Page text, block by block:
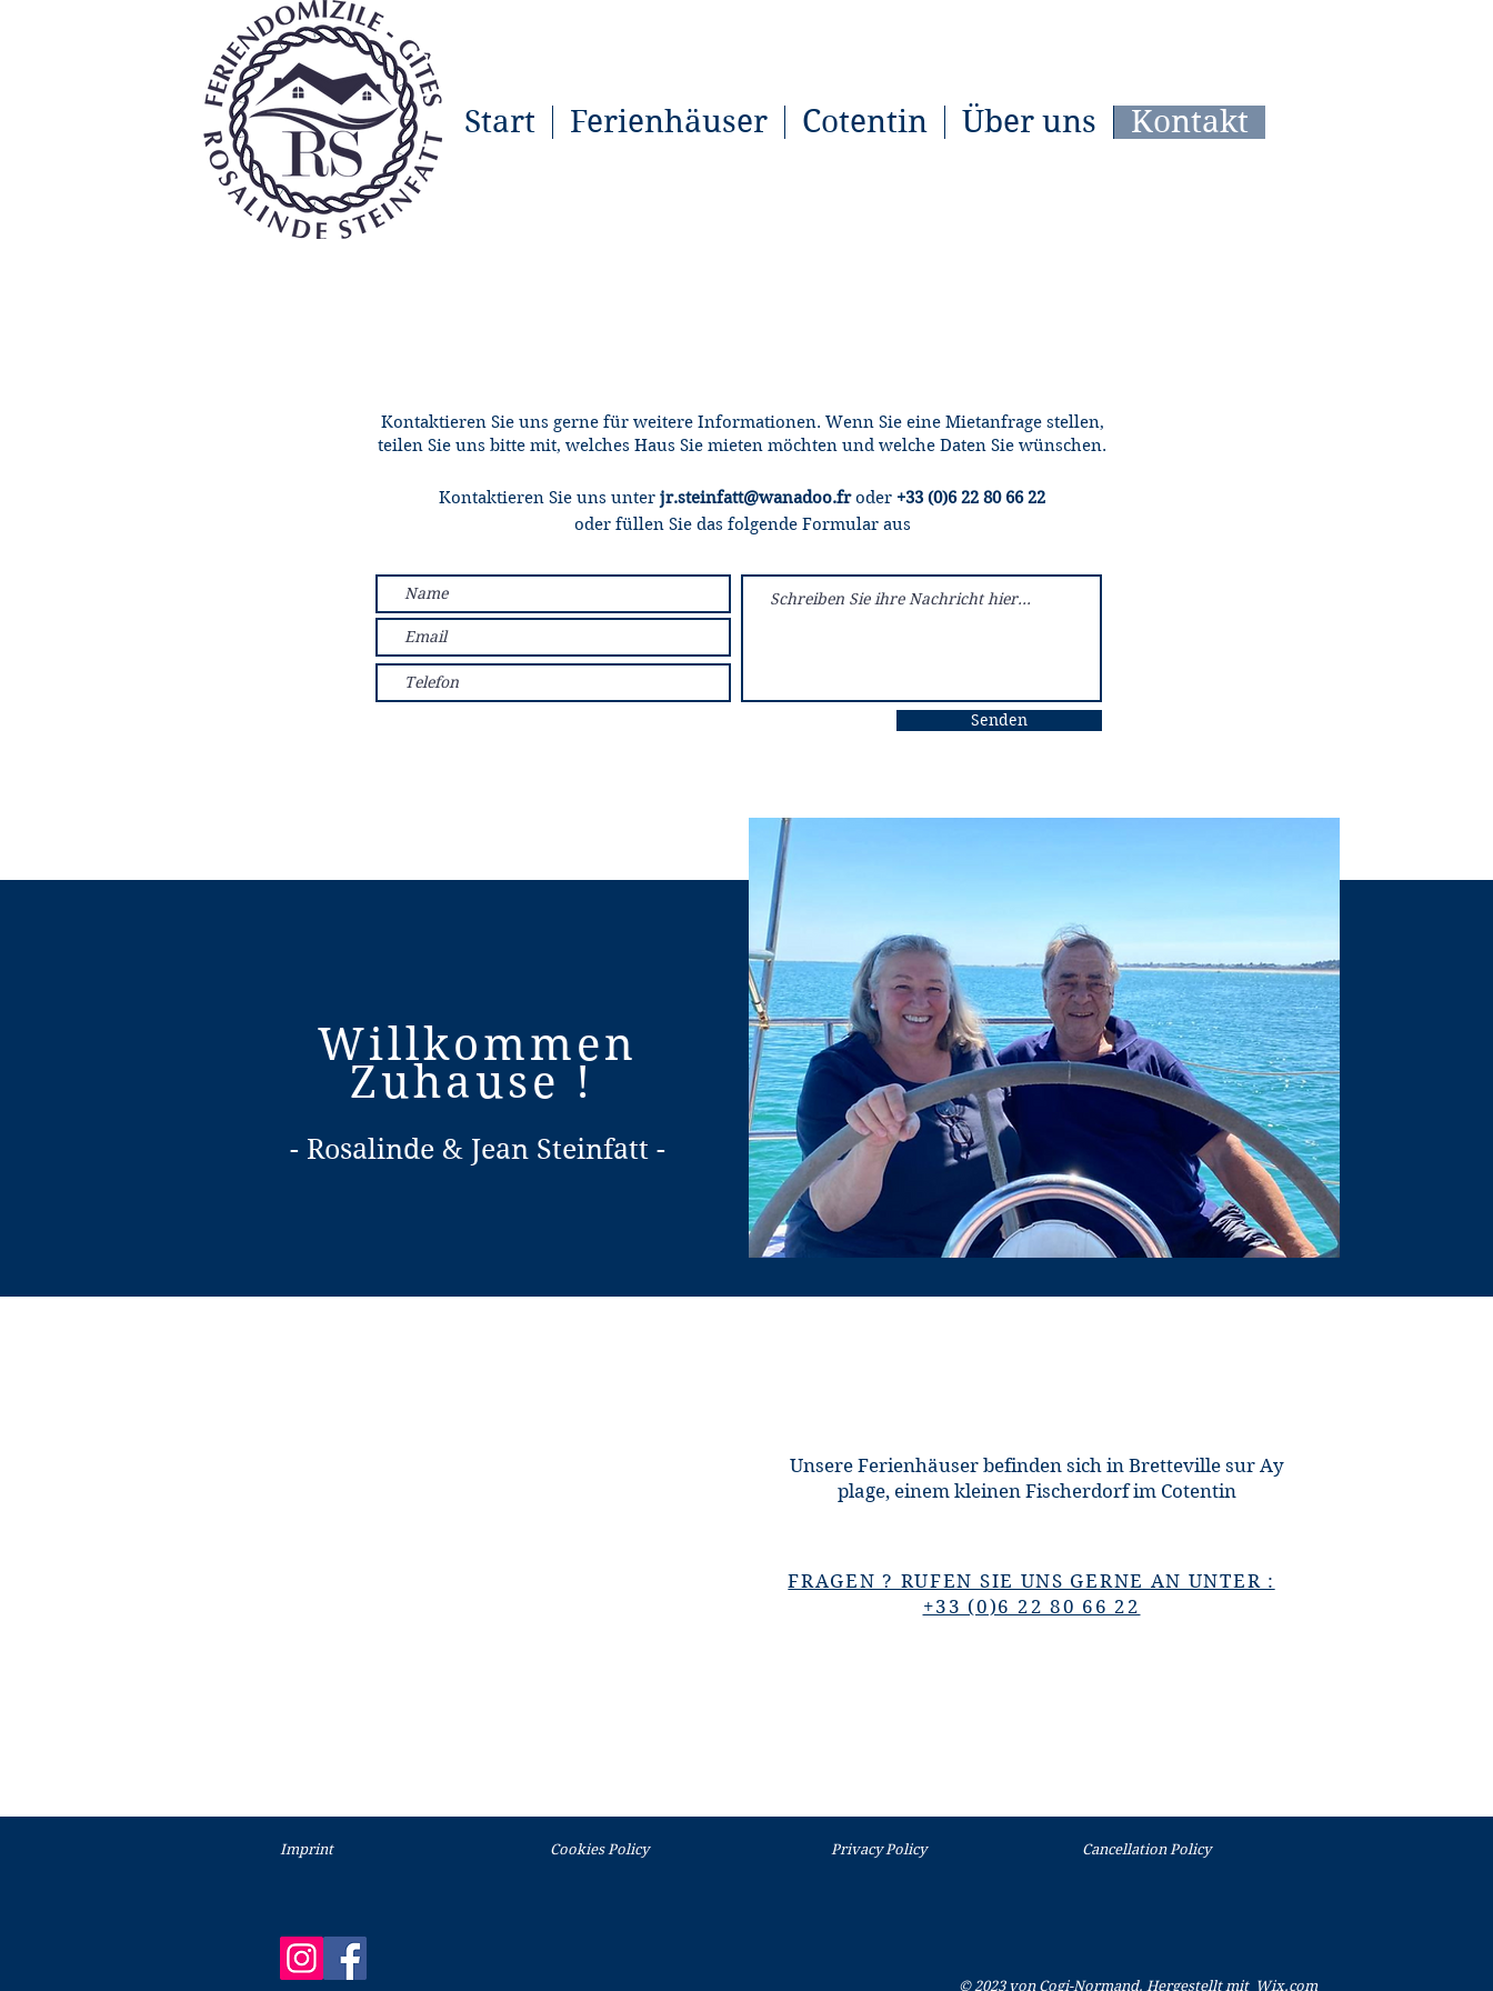
Start Ferienhäuser Cotentin Über uns Kontakt
Kontaktieren Sie uns gerne für weitere Informationen. Wenn Sie eine Mietanfrage stellen,
teilen Sie uns bitte mit, welches Haus Sie mieten möchten und welche Daten Sie wünschen.​
Kontaktieren Sie uns unter jr.steinfatt@wanadoo.fr oder +33 (0)6 22 80 66 22
oder füllen Sie das folgende Formular aus
Senden
Willkommen
Zuhause !
- Rosalinde & Jean Steinfatt -
Unsere Ferienhäuser befinden sich in Bretteville sur Ay
plage, einem kleinen Fischerdorf im Cotentin
FRAGEN ? RUFEN SIE UNS GERNE AN UNTER :
+33 (0)6 22 80 66 22
Imprint Cookies Policy Privacy Policy Cancellation Policy
© 2023 von Cogi-Normand. Hergestellt mit Wix.com